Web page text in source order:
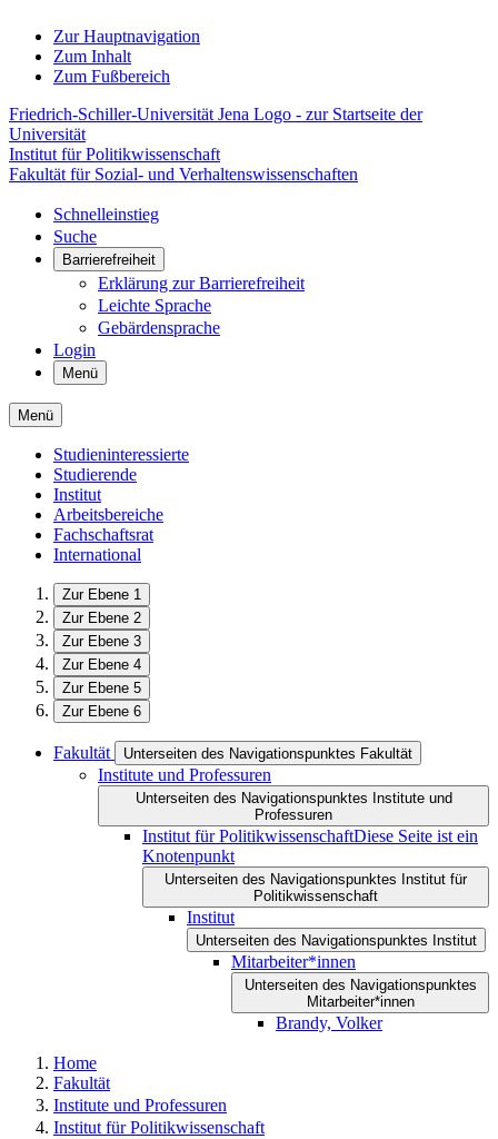
Zur Hauptnavigation
Zum Inhalt
Zum Fußbereich
Friedrich-Schiller-Universität Jena Logo - zur Startseite der
Universität
Institut für Politikwissenschaft
Fakultät für Sozial- und Verhaltenswissenschaften
Schnelleinstieg
Suche
Barrierefreiheit
Erklärung zur Barrierefreiheit
Leichte Sprache
Gebärdensprache
Login
Menü
Menü
Studieninteressierte
Studierende
Institut
Arbeitsbereiche
Fachschaftsrat
International
Zur Ebene 1
Zur Ebene 2
Zur Ebene 3
Zur Ebene 4
Zur Ebene 5
Zur Ebene 6
Fakultät Unterseiten des Navigationspunktes Fakultät
Institute und Professuren
Unterseiten des Navigationspunktes Institute und
Professuren
Institut für PolitikwissenschaftDiese Seite ist ein
Knotenpunkt
Unterseiten des Navigationspunktes Institut für
Politikwissenschaft
Institut
Unterseiten des Navigationspunktes Institut
Mitarbeiter*innen
Unterseiten des Navigationspunktes
Mitarbeiter*innen
Brandy, Volker
Home
Fakultät
Institute und Professuren
Institut für Politikwissenschaft